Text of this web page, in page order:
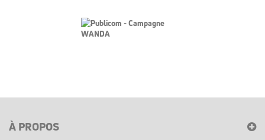
À PROPOS